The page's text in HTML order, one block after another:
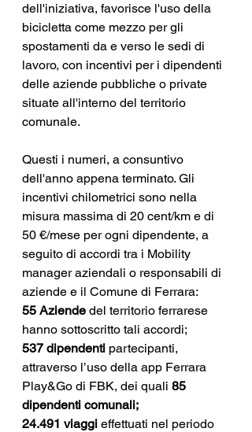
dell'iniziativa, favorisce l'uso della
bicicletta come mezzo per gli
spostamenti da e verso le sedi di
lavoro, con incentivi per i dipendenti
delle aziende pubbliche o private
situate all'interno del territorio
comunale.
Questi i numeri, a consuntivo
dell'anno appena terminato. Gli
incentivi chilometrici sono nella
misura massima di 20 cent/km e di
50 €/mese per ogni dipendente, a
seguito di accordi tra i Mobility
manager aziendali o responsabili di
aziende e il Comune di Ferrara:
55 Aziende del territorio ferrarese
hanno sottoscritto tali accordi;
537 dipendenti partecipanti,
attraverso l’uso della app Ferrara
Play&Go di FBK, dei quali 85
dipendenti comunali;
24.491 viaggi effettuati nel periodo